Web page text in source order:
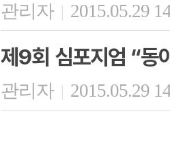
관리자 | 2015.05.29
제9회 심포지엄 “동
관리자 | 2015.05.29